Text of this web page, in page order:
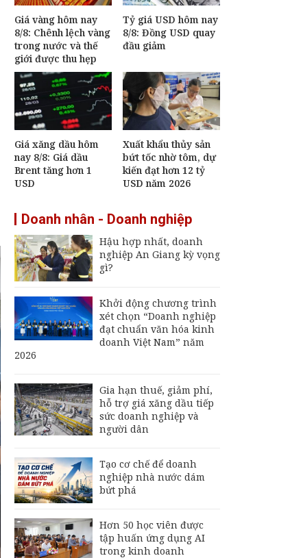
Giá vàng hôm nay
8/8: Chênh lệch vàng
trong nước và thế
giới được thu hẹp
Tỷ giá USD hôm nay
8/8: Đồng USD quay
đầu giảm
Giá xăng dầu hôm
nay 8/8: Giá dầu
Brent tăng hơn 1
USD
Xuất khẩu thủy sản
bứt tốc nhờ tôm, dự
kiến đạt hơn 12 tỷ
USD năm 2026
Doanh nhân - Doanh nghiệp
Hậu hợp nhất, doanh
nghiệp An Giang kỳ vọng
gì?
Khởi động chương trình
xét chọn “Doanh nghiệp
đạt chuẩn văn hóa kinh
doanh Việt Nam” năm
2026
Gia hạn thuế, giảm phí,
hỗ trợ giá xăng dầu tiếp
sức doanh nghiệp và
người dân
Tạo cơ chế để doanh
nghiệp nhà nước dám
bứt phá
Hơn 50 học viên được
tập huấn ứng dụng AI
trong kinh doanh